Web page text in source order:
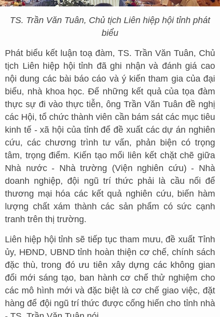
TS. Trần Văn Tuân, Chủ tịch Liên hiệp hội tỉnh phát
biểu
Phát biểu kết luận toạ đàm, TS. Trần Văn Tuân, Chủ
tịch Liên hiệp hội tỉnh đã ghi nhận và đánh giá cao
nội dung các bài báo cáo và ý kiến tham gia của đại
biểu, nhà khoa học. Để những kết quả của tọa đàm
thực sự đi vào thực tiễn, ông Trần Văn Tuân đề nghị
các Hội, tổ chức thành viên cần bám sát các mục tiêu
kinh tế - xã hội của tỉnh để đề xuất các dự án nghiên
cứu, các chương trình tư vấn, phản biện có trọng
tâm, trọng điểm. Kiến tạo mối liên kết chặt chẽ giữa
Nhà nước - Nhà trường (Viện nghiên cứu) - Nhà
doanh nghiệp, đội ngũ trí thức phải là cầu nối để
thương mại hóa các kết quả nghiên cứu, biến hàm
lượng chất xám thành các sản phẩm có sức cạnh
tranh trên thị trường.
Liên hiệp hội tỉnh sẽ tiếp tục tham mưu, đề xuất Tỉnh
ủy, HĐND, UBND tỉnh hoàn thiện cơ chế, chính sách
đặc thù, trong đó ưu tiên xây dựng các không gian
đổi mới sáng tạo, ban hành cơ chế thử nghiệm cho
các mô hình mới và đặc biệt là cơ chế giao việc, đặt
hàng để đội ngũ trí thức được cống hiến cho tỉnh nhà